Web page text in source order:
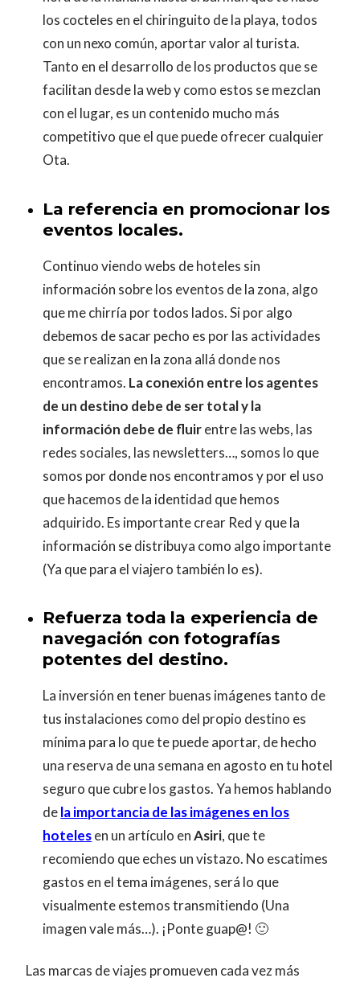
los cocteles en el chiringuito de la playa, todos
con un nexo común, aportar valor al turista.
Tanto en el desarrollo de los productos que se
facilitan desde la web y como estos se mezclan
con el lugar, es un contenido mucho más
competitivo que el que puede ofrecer cualquier
Ota.
La referencia en promocionar los
eventos locales.
Continuo viendo webs de hoteles sin
información sobre los eventos de la zona, algo
que me chirría por todos lados. Si por algo
debemos de sacar pecho es por las actividades
que se realizan en la zona allá donde nos
encontramos. La conexión entre los agentes
de un destino debe de ser total y la
información debe de fluirentre las webs, las
redes sociales, las newsletters…, somos lo que
somos por donde nos encontramos y por el uso
que hacemos de la identidad que hemos
adquirido. Es importante crear Red y que la
información se distribuya como algo importante
(Ya que para el viajero también lo es).
Refuerza toda la experiencia de
navegación con fotografías
potentes del destino.
La inversión en tener buenas imágenes tanto de
tus instalaciones como del propio destino es
mínima para lo que te puede aportar, de hecho
una reserva de una semana en agosto en tu hotel
seguro que cubre los gastos. Ya hemos hablando
dela importancia de las imágenes en los
hotelesen un artículo enAsiri, que te
recomiendo que eches un vistazo. No escatimes
gastos en el tema imágenes, será lo que
visualmente estemos transmitiendo (Una
imagen vale más…). ¡Ponte guap@! 🙂
Las marcas de viajes promueven cada vez más